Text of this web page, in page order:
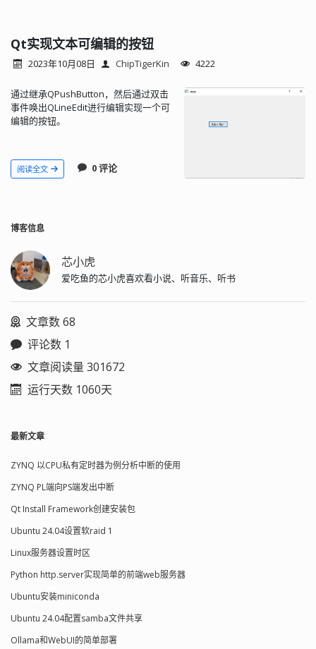
Qt实现文本可编辑的按钮
2023年10月08日 ChipTigerKin 4222
通过继承QPushButton，然后通过双击
事件唤出QLineEdit进行编辑实现一个可
编辑的按钮。
阅读全文 0 评论
博客信息
芯小虎
爱吃鱼的芯小虎喜欢看小说、听音乐、听书
文章数 68
评论数 1
文章阅读量 301672
运行天数 1060天
最新文章
ZYNQ 以CPU私有定时器为例分析中断的使用
ZYNQ PL端向PS端发出中断
Qt Install Framework创建安装包
Ubuntu 24.04设置软raid 1
Linux服务器设置时区
Python http.server实现简单的前端web服务器
Ubuntu安装miniconda
Ubuntu 24.04配置samba文件共享
Ollama和WebUI的简单部署